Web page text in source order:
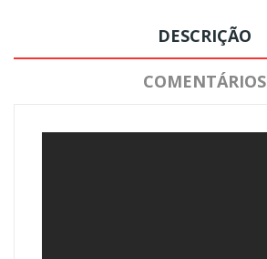
DESCRIÇÃO
COMENTÁRIOS